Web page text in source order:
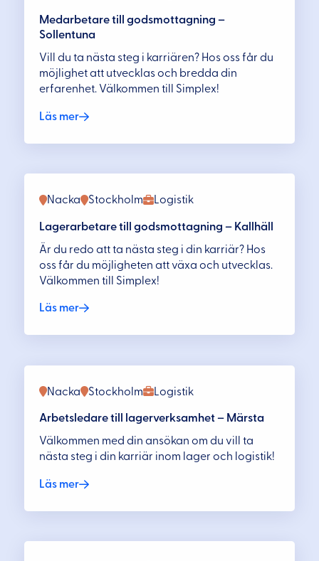
Medarbetare till godsmottagning –
Sollentuna
Vill du ta nästa steg i karriären? Hos oss får du
möjlighet att utvecklas och bredda din
erfarenhet. Välkommen till Simplex!
Läs mer
Logistik
Nacka Stockholm
Lagerarbetare till godsmottagning – Kallhäll
Är du redo att ta nästa steg i din karriär? Hos
oss får du möjligheten att växa och utvecklas.
Välkommen till Simplex!
Läs mer
Logistik
Nacka Stockholm
Arbetsledare till lagerverksamhet – Märsta
Välkommen med din ansökan om du vill ta
nästa steg i din karriär inom lager och logistik!
Läs mer